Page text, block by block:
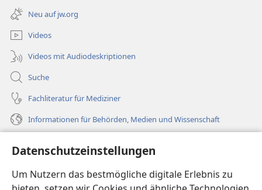
Datenschutzeinstellungen
Um Nutzern das bestmögliche digitale Erlebnis zu
neues
Fenster)
Neu auf jw.org
Videos
Videos mit Audiodeskriptionen
Suche
Fachliteratur für Mediziner
Informationen für Behörden, Medien und Wissenschaft
Spenden
(öffnet
neues